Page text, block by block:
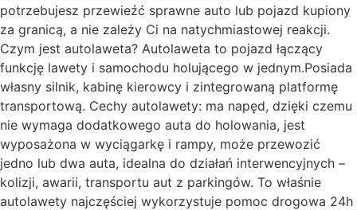
potrzebujesz przewieźć sprawne auto lub pojazd kupiony
za granicą, a nie zależy Ci na natychmiastowej reakcji.
Czym jest autolaweta? Autolaweta to pojazd łączący
funkcję lawety i samochodu holującego w jednym.Posiada
własny silnik, kabinę kierowcy i zintegrowaną platformę
transportową. Cechy autolawety: ma napęd, dzięki czemu
nie wymaga dodatkowego auta do holowania, jest
wyposażona w wyciągarkę i rampy, może przewozić
jedno lub dwa auta, idealna do działań interwencyjnych –
kolizji, awarii, transportu aut z parkingów. To właśnie
autolawety najczęściej wykorzystuje pomoc drogowa 24h